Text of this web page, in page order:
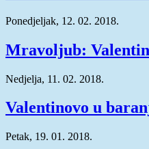
Ponedjeljak, 12. 02. 2018.
Mravoljub:
Nedjelja, 11. 02. 2018.
Valentinovo u
Petak, 19. 01. 2018.